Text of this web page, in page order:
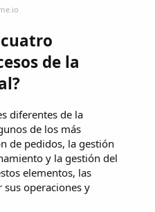
cuatro
de la
diferentes de la
de los más
de pedidos, la gestión
y la gestión del
elementos, las
sus operaciones y